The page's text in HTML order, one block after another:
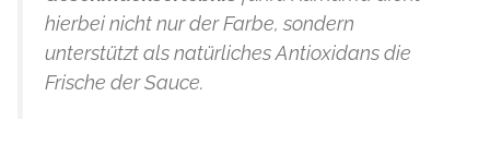
hierbei nicht nur der Farbe, sondern
unterstützt als natürliches Antioxidans die
Frische der Sauce.